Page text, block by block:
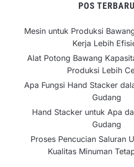
POS TERBARU
Mesin untuk Produksi
Kerja Lebih
Alat Potong Bawang
Produksi Lebih
Apa Fungsi Hand Stacker
Gudang
Hand Stacker untuk Apa
Gudang
Proses Pencucian Saluran
Kualitas Minuman